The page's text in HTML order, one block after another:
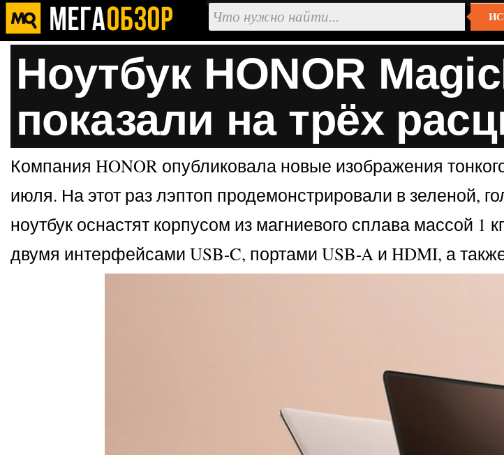
Ноутбук HONOR
показали на трёх
Компания HONOR опубликовала новые изображения
июля. На этот раз лэптоп продемонстрировали в зеленой,
ноутбук оснастят корпусом из магниевого сплава массой
двумя интерфейсами USB-C, портами USB-A и HDMI, а